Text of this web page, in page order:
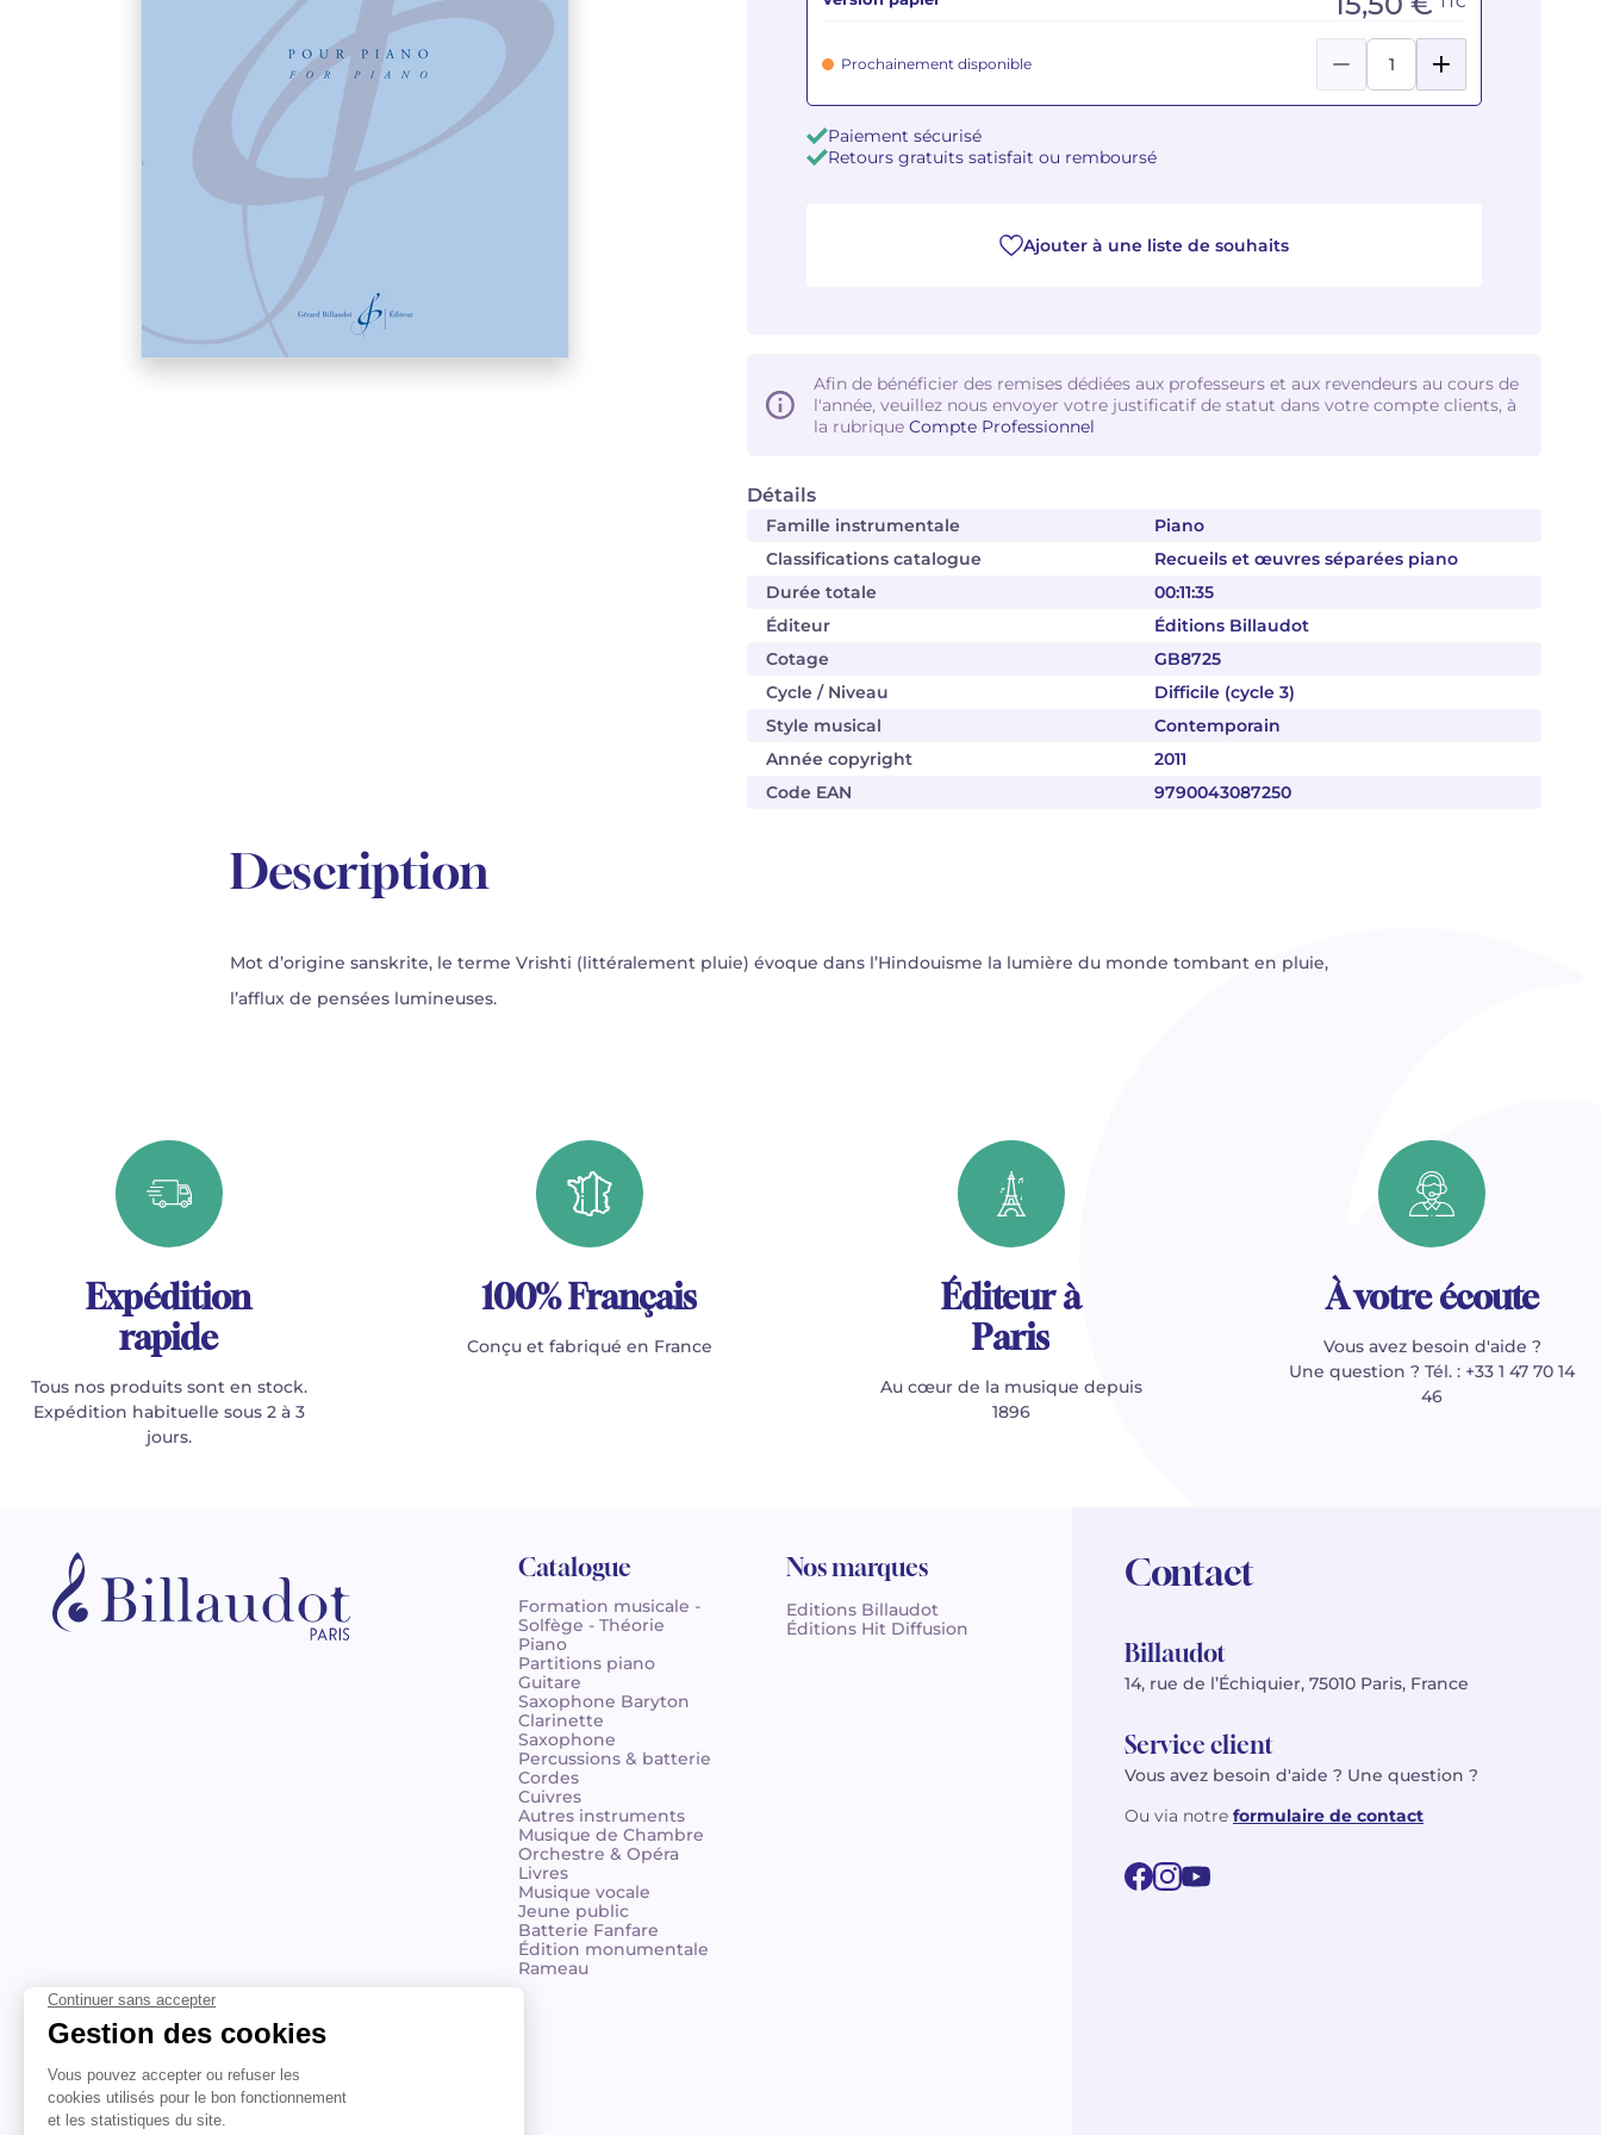
Détails
Famille instrumentale
Piano
Classifications catalogue
Recueils et œuvres séparées piano
Durée totale
00:11:35
Éditeur
Éditions Billaudot
Cotage
GB8725
Cycle / Niveau
Difficile (cycle 3)
Style musical
Contemporain
Année copyright
2011
Code EAN
9790043087250
Prochainement disponible
Paiement sécurisé
Retours gratuits satisfait ou remboursé
Ajouter à une liste de souhaits
Afin de bénéficier des remises dédiées aux professeurs et aux revendeurs au cours de
l'année, veuillez nous envoyer votre justificatif de statut dans votre compte clients, à
la rubrique Compte Professionnel
Description
Mot d’origine sanskrite, le terme Vrishti (littéralement pluie) évoque dans l’Hindouisme la lumière du monde tombant en pluie,
l’afflux de pensées lumineuses.
Expédition
rapide
Tous nos produits sont en stock.
Expédition habituelle sous 2 à 3
jours.
100% Français
Conçu et fabriqué en France
Éditeur à
Paris
Au cœur de la musique depuis
1896
À votre écoute
Vous avez besoin d'aide ?
Une question ? Tél. : +33 1 47 70 14
46
Catalogue
Formation musicale -
Solfège - Théorie
Piano
Partitions piano
Guitare
Saxophone Baryton
Clarinette
Saxophone
Percussions & batterie
Cordes
Cuivres
Autres instruments
Musique de Chambre
Orchestre & Opéra
Livres
Musique vocale
Jeune public
Batterie Fanfare
Édition monumentale
Rameau
Nos marques
Editions Billaudot
Éditions Hit Diffusion
Contact
Billaudot
14, rue de l’Échiquier, 75010 Paris, France
Service client
Vous avez besoin d'aide ? Une question ?
Ou via notre formulaire de contact